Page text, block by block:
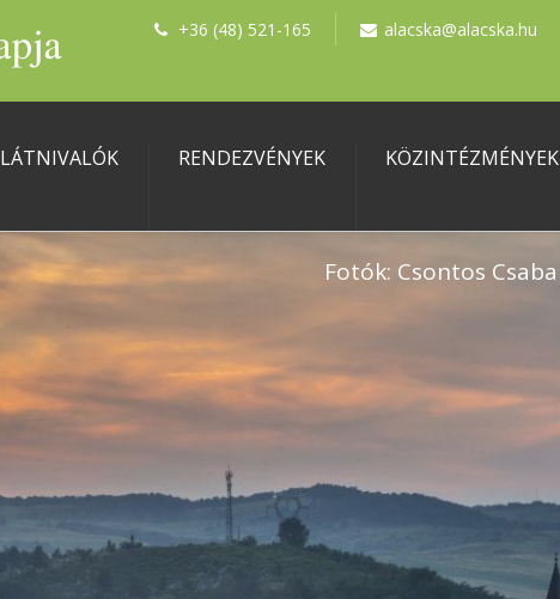
+36 (48) 521-165 alacska@alacska.hu
LÁTNIVALÓK RENDEZVÉNYEK KÖZINTÉZMÉNYEK
Fotók: Csontos Csaba